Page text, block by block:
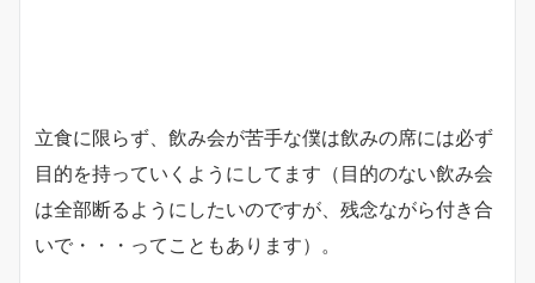
立食に限らず、飲み会が苦手な僕は飲みの席には必ず
目的を持っていくようにしてます（目的のない飲み会
は全部断るようにしたいのですが、残念ながら付き合
いで・・・ってこともあります）。